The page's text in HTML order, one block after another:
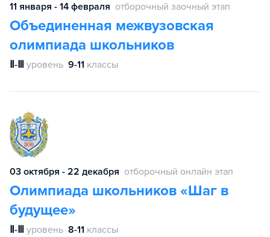
11 января - 14 февраля отборочный заочный этап
Объединенная межвузовская
олимпиада школьников
Ⅱ-Ⅲ уровень 9-11 классы
03 октября - 22 декабря отборочный онлайн этап
Олимпиада школьников «Шаг в
будущее»
Ⅱ-Ⅲ уровень 8-11 классы